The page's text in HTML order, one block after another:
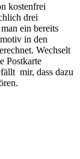
kostenfrei
drei
ein bereits
in den
Wechselt
Postkarte
mir, dass dazu